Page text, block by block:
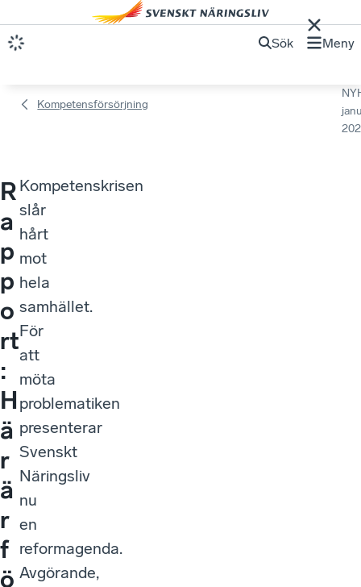
Sök Meny
Kompetensförsörjning
R
a
p
p
o
rt
:
H
ä
r
ä
r
f
ö
Kompetenskrisen
slår
hårt
mot
hela
samhället.
För
att
möta
problematiken
presenterar
Svenskt
Näringsliv
nu
en
reformagenda.
Avgörande,